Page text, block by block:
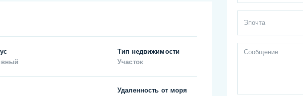
Тип недвижимости
Участок
Удаленность от моря